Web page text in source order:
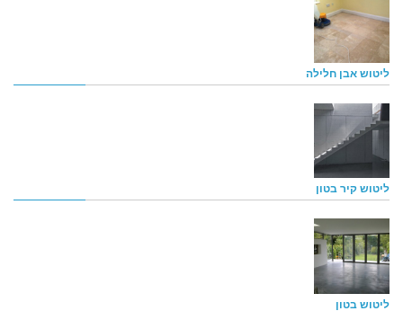
ליטוש אבן חלילה
ליטוש קיר בטון
ליטוש בטון